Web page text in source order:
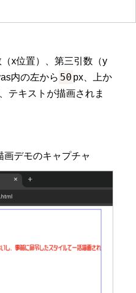
x位置）、第三引数（y
内の左から 50 px、上か
テキストが描画されま